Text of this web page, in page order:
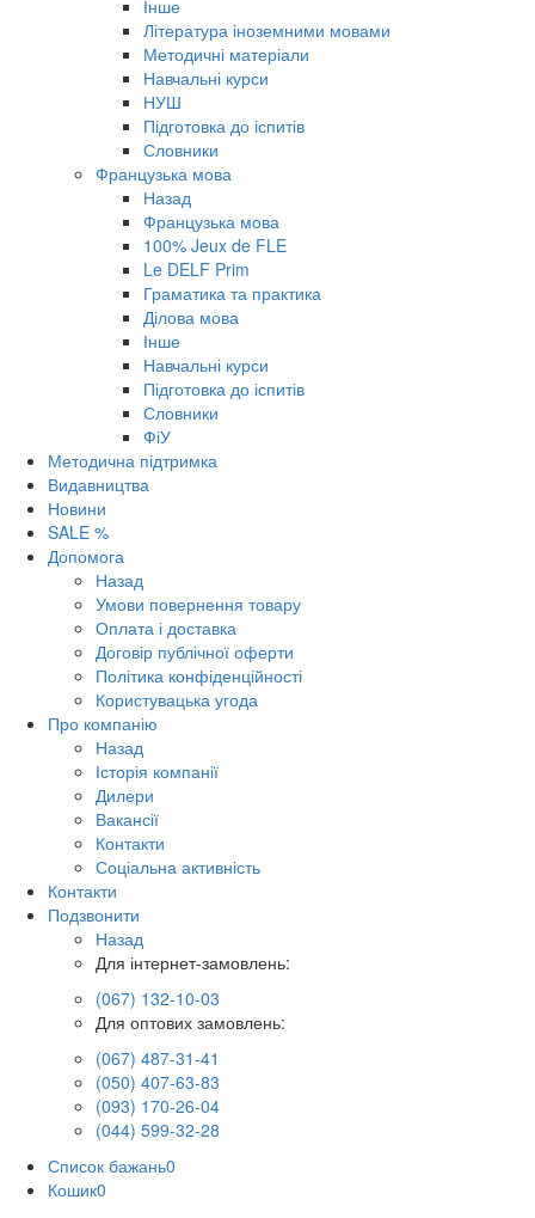
Інше
Література іноземними мовами
Методичні матеріали
Навчальні курси
НУШ
Підготовка до іспитів
Словники
Французька мова
Назад
Французька мова
100% Jeux de FLE
Le DELF Prim
Граматика та практика
Ділова мова
Інше
Навчальні курси
Підготовка до іспитів
Словники
ФіУ
Методична підтримка
Видавництва
Новини
SALE %
Допомога
Назад
Умови повернення товару
Оплата і доставка
Договір публічної оферти
Політика конфіденційності
Користувацька угода
Про компанію
Назад
Історія компанії
Дилери
Вакансії
Контакти
Соціальна активність
Контакти
Подзвонити
Назад
Для інтернет-замовлень:
(067) 132-10-03
Для оптових замовлень:
(067) 487-31-41
(050) 407-63-83
(093) 170-26-04
(044) 599-32-28
Список бажань0
Кошик0